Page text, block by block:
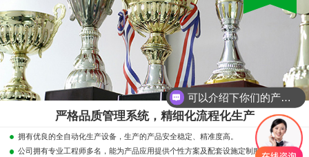
严格品质管理系统，精细化流程化生产
拥有优良的全自动化生产设备，生产的产品安全稳定、精准度高。
公司拥有专业工程师多名，能为产品应用提供个性方案及配套设施定制服务。
可以介绍下你们的产品么？
你们是怎么收费的呢？